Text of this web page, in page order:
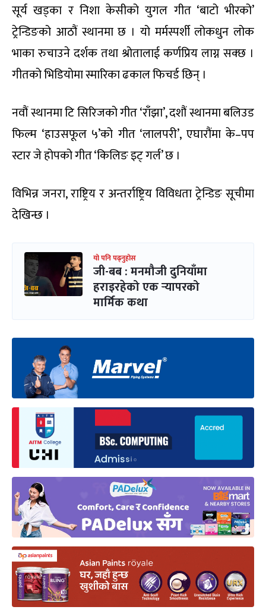
सूर्य खड्का र निशा केसीको युगल गीत ‘बाटो भीरको’
ट्रेन्डिङको आठौं स्थानमा छ । यो मर्मस्पर्शी लोकधुन लोक
भाका रुचाउने दर्शक तथा श्रोतालाई कर्णप्रिय लाग्न सक्छ ।
गीतको भिडियोमा स्मारिका ढकाल फिचर्ड छिन् ।
नवौं स्थानमा टि सिरिजको गीत ‘राँझा’, दशौं स्थानमा बलिउड
फिल्म ‘हाउसफूल ५’को गीत ‘लालपरी’, एघारौंमा के–पप
स्टार जे होपको गीत ‘किलिङ इट् गर्ल’ छ ।
विभिन्न जनरा, राष्ट्रिय र अन्तर्राष्ट्रिय विविधता ट्रेन्डिङ सूचीमा
देखिन्छ ।
यो पनि पढ्नुहोस
जी-बब : मनमौजी दुनियाँमा
हराइरहेको एक र्‍यापरको
मार्मिक कथा